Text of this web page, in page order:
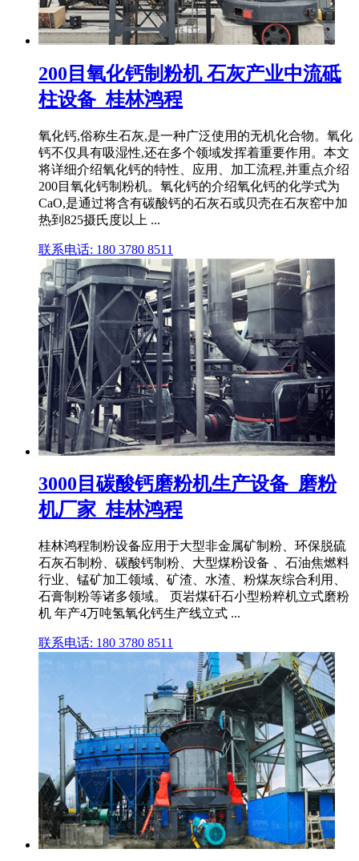
200目氧化钙制粉机 石灰产业中流砥
柱设备_桂林鸿程
氧化钙,俗称生石灰,是一种广泛使用的无机化合物。氧化
钙不仅具有吸湿性,还在多个领域发挥着重要作用。本文
将详细介绍氧化钙的特性、应用、加工流程,并重点介绍
200目氧化钙制粉机。氧化钙的介绍氧化钙的化学式为
CaO,是通过将含有碳酸钙的石灰石或贝壳在石灰窑中加
热到825摄氏度以上 ...
联系电话: 180 3780 8511
3000目碳酸钙磨粉机生产设备_磨粉
机厂家_桂林鸿程
桂林鸿程制粉设备应用于大型非金属矿制粉、环保脱硫
石灰石制粉、碳酸钙制粉、大型煤粉设备 、石油焦燃料
行业、锰矿加工领域、矿渣、水渣、粉煤灰综合利用、
石膏制粉等诸多领域。 页岩煤矸石小型粉粹机立式磨粉
机 年产4万吨氢氧化钙生产线立式 ...
联系电话: 180 3780 8511